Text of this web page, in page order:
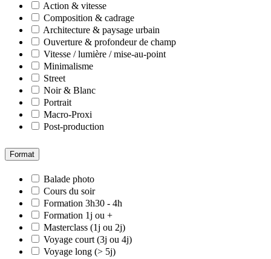
Action & vitesse
Composition & cadrage
Architecture & paysage urbain
Ouverture & profondeur de champ
Vitesse / lumière / mise-au-point
Minimalisme
Street
Noir & Blanc
Portrait
Macro-Proxi
Post-production
Format
Balade photo
Cours du soir
Formation 3h30 - 4h
Formation 1j ou +
Masterclass (1j ou 2j)
Voyage court (3j ou 4j)
Voyage long (> 5j)